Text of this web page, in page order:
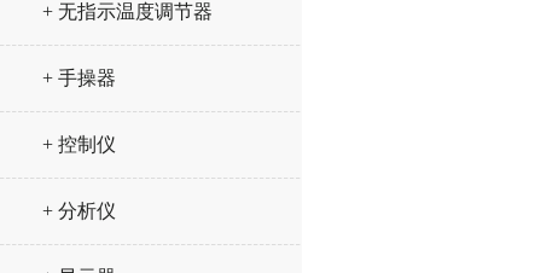
+ 无指示温度调节器
+ 手操器
+ 控制仪
+ 分析仪